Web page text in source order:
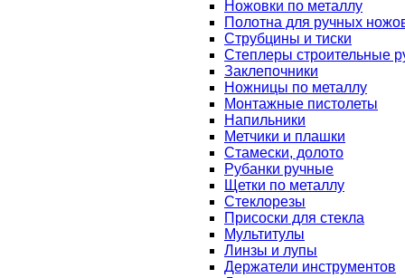
Ножовки по металлу
Полотна для ручных
Струбцины и тиски
Степлеры строительные
Заклепочники
Ножницы по металлу
Монтажные пистолеты
Напильники
Метчики и плашки
Стамески, долото
Рубанки ручные
Щетки по металлу
Стеклорезы
Присоски для стекла
Мультитулы
Линзы и лупы
Держатели инструментов